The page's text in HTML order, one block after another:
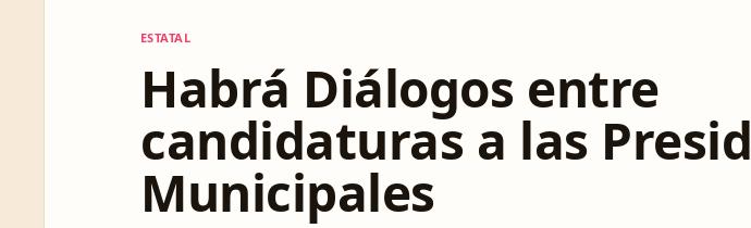
ESTATAL
Habrá Diálogos entre
candidaturas a las
Municipales